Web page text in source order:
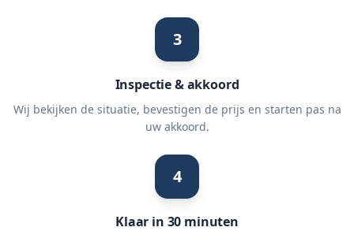
3
Inspectie & akkoord
Wij bekijken de situatie, bevestigen de prijs en starten pas na
uw akkoord.
4
Klaar in 30 minuten